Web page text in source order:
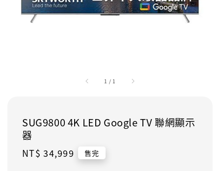
1 / 1
SUG9800 4K LED Google TV 聯網顯示
器
Regular
NT$ 34,999 售完